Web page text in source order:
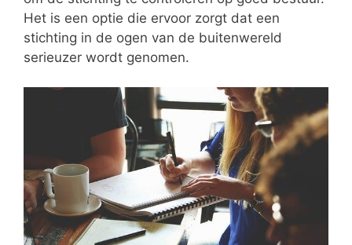
Het is een optie die ervoor zorgt dat een
stichting in de ogen van de buitenwereld
serieuzer wordt genomen.